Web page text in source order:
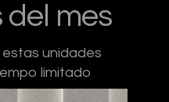
del mes
unidades
limitado